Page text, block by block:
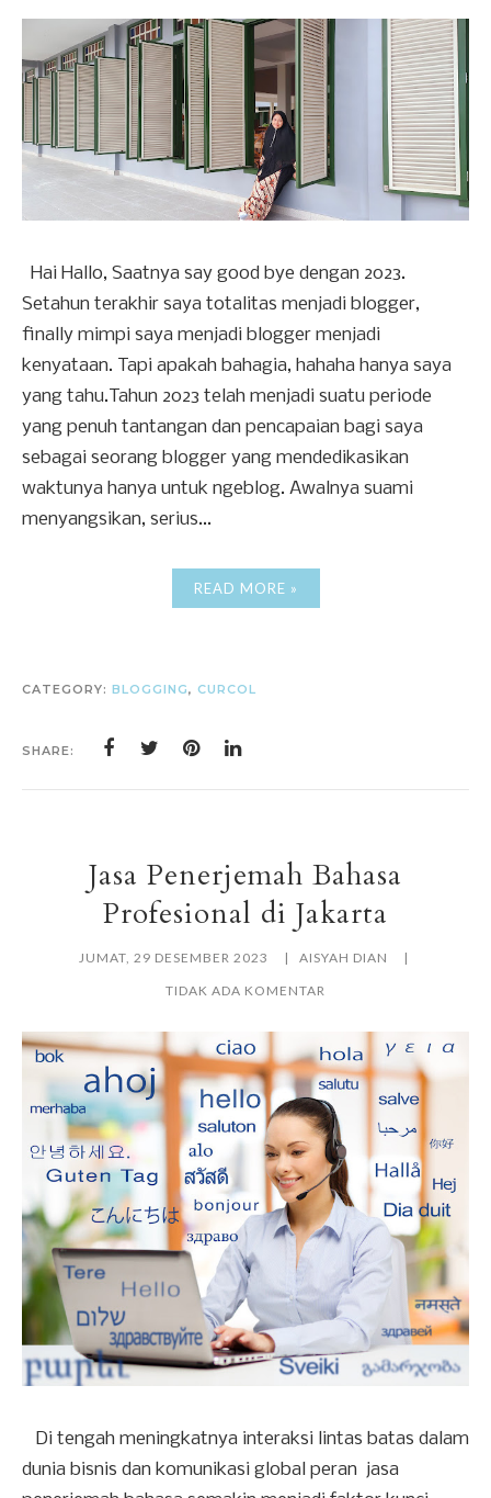
Hai Hallo, Saatnya say good bye dengan 2023.
Setahun terakhir saya totalitas menjadi blogger,
finally mimpi saya menjadi blogger menjadi
kenyataan. Tapi apakah bahagia, hahaha hanya saya
yang tahu.Tahun 2023 telah menjadi suatu periode
yang penuh tantangan dan pencapaian bagi saya
sebagai seorang blogger yang mendedikasikan
waktunya hanya untuk ngeblog. Awalnya suami
menyangsikan, serius...
READ MORE »
CATEGORY: BLOGGING, CURCOL
SHARE:
Jasa Penerjemah Bahasa
Profesional di Jakarta
JUMAT, 29 DESEMBER 2023
AISYAH DIAN
TIDAK ADA KOMENTAR
Di tengah meningkatnya interaksi lintas batas dalam
dunia bisnis dan komunikasi global peran jasa